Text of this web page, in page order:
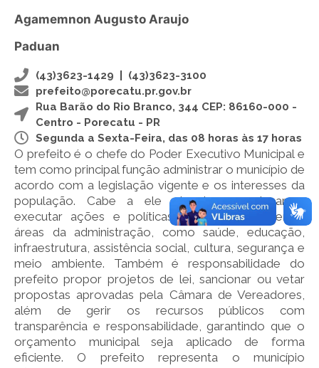
Agamemnon Augusto Araujo
Paduan
(43)3623-1429 | (43)3623-3100
prefeito@porecatu.pr.gov.br
Rua Barão do Rio Branco, 344 CEP: 86160-000 -
Centro - Porecatu - PR
Segunda a Sexta-Feira, das 08 horas às 17 horas
O prefeito é o chefe do Poder Executivo Municipal e
tem como principal função administrar o município de
acordo com a legislação vigente e os interesses da
população. Cabe a ele planejar, coordenar e
executar ações e políticas públicas nas diversas
áreas da administração, como saúde, educação,
infraestrutura, assistência social, cultura, segurança e
meio ambiente. Também é responsabilidade do
prefeito propor projetos de lei, sancionar ou vetar
propostas aprovadas pela Câmara de Vereadores,
além de gerir os recursos públicos com
transparência e responsabilidade, garantindo que o
orçamento municipal seja aplicado de forma
eficiente. O prefeito representa o município